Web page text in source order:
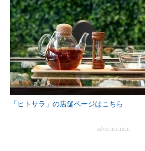
「ヒトサラ」の店舗ページはこちら
advertisement